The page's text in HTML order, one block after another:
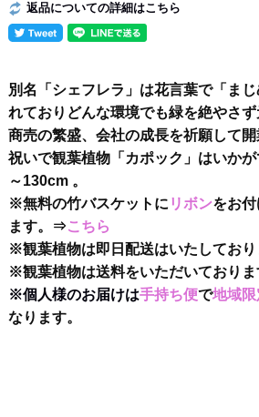
返品についての詳細はこちら
別名「シェフレラ」は花言葉で「ま
れておりどんな環境でも緑を絶やさ
商売の繁盛、会社の成長を祈願して
祝いで観葉植物「カポック」はいか
～130cm 。
※無料の竹バスケットに リボンをお
ます。⇒こちら
※観葉植物は即日配送はいたしており
※観葉植物は送料をいただいておりま
※個人様のお届けは手持ち便で地域限
なります。